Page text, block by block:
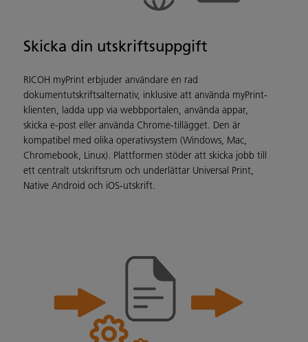
Skicka din utskriftsuppgift
RICOH myPrint erbjuder användare en rad
dokumentutskriftsalternativ, inklusive att använda myPrint-
klienten, ladda upp via webbportalen, använda appar,
skicka e-post eller använda Chrome-tillägget. Den är
kompatibel med olika operativsystem (Windows, Mac,
Chromebook, Linux). Plattformen stöder att skicka jobb till
ett centralt utskriftsrum och underlättar Universal Print,
Native Android och iOS-utskrift.